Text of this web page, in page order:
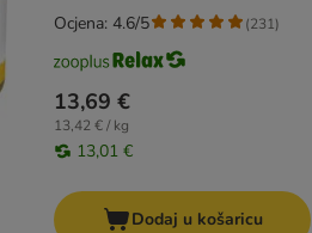
13,69 €
13,42 € / kg
13,01 €
Ocjena: 4.6/5 (231)
Dodaj u košaricu